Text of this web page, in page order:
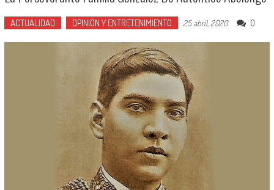
ACTUALIDAD OPINIÓN Y ENTRETENIMIENTO 25 abril, 2020 0